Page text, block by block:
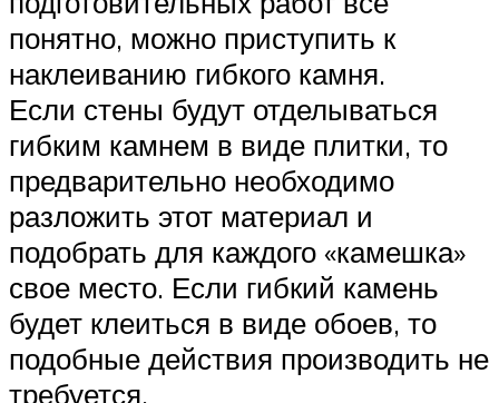
понятно, можно приступить к
наклеиванию гибкого камня.
Если стены будут отделываться
гибким камнем в виде плитки, то
предварительно необходимо
разложить этот материал и
подобрать для каждого «камешка»
свое место. Если гибкий камень
будет клеиться в виде обоев, то
подобные действия производить не
требуется.